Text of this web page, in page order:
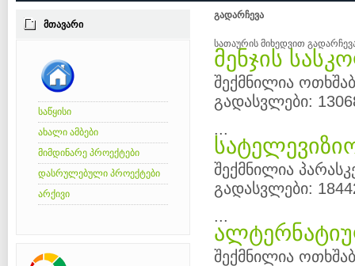
ᲛᲗᲐᲕᲐᲠᲘ
საწყისი
ახალი ამბები
მიმდინარე პროექტები
დასრულებული პროექტები
არქივი
გადარჩევა
სათაურის მიხედვით
მენჯის
შექმნილია
გადასვლები:
...
შექმნილია
გადასვლები:
...
შექმნილია